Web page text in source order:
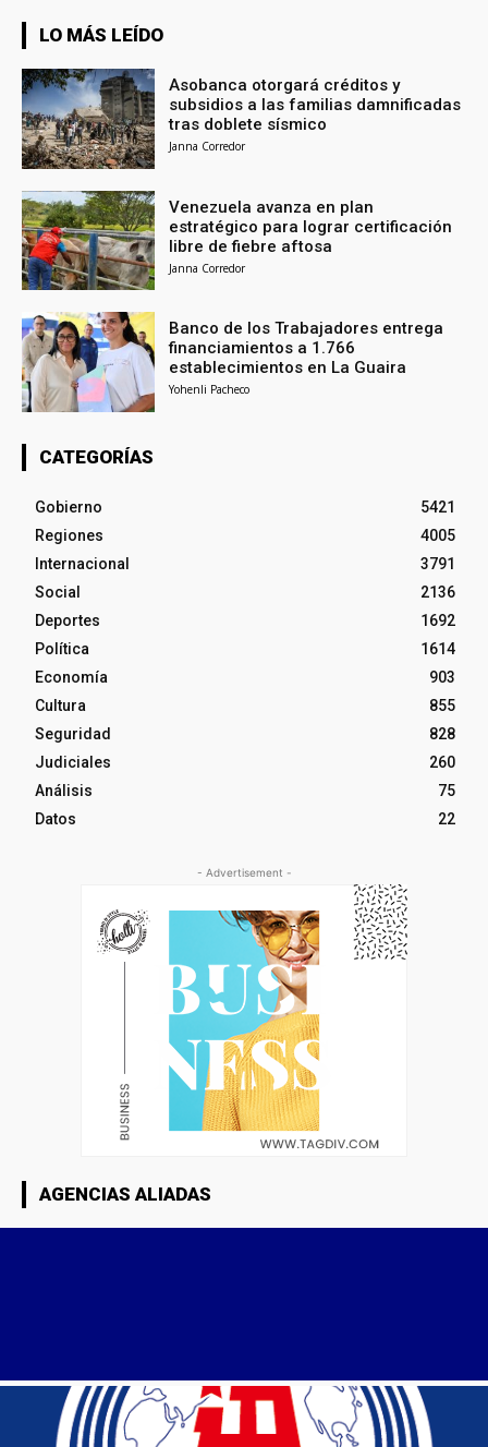
LO MÁS LEÍDO
Asobanca otorgará créditos y
subsidios a las familias damnificadas
tras doblete sísmico
Janna Corredor
Venezuela avanza en plan
estratégico para lograr certificación
libre de fiebre aftosa
Janna Corredor
Banco de los Trabajadores entrega
financiamientos a 1.766
establecimientos en La Guaira
Yohenli Pacheco
CATEGORÍAS
Gobierno
5421
Regiones
4005
Internacional
3791
Social
2136
Deportes
1692
Política
1614
Economía
903
Cultura
855
Seguridad
828
Judiciales
260
Análisis
75
Datos
22
- Advertisement -
AGENCIAS ALIADAS